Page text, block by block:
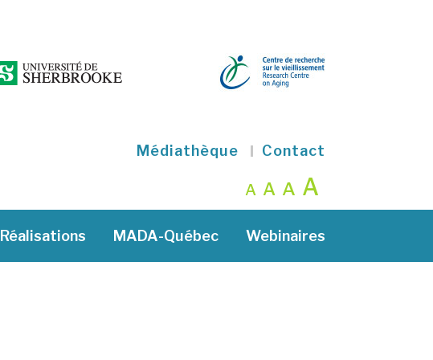
Médiathèque Contact
A A A A
Réalisations MADA-Québec Webinaires